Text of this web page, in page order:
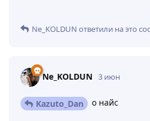
Ne_KOLDUN ответили на это
Ne_KOLDUN 3 июн
Kazuto_Dan о найс